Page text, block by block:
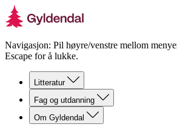
Navigasjon: Pil høyre/venstre mellom
Escape for å lukke.
Litteratur
Fag og utdanning
Om Gyldendal